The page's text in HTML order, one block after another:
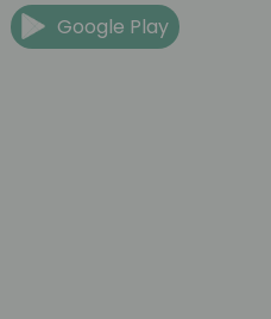
Google Play